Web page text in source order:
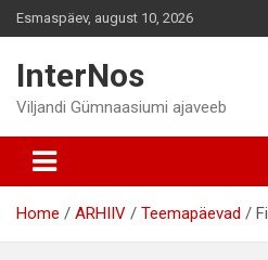
Skip
to
Esmaspäev, august 10, 2026
InterNos
Viljandi Gümnaasiumi ajaveeb
Home ARHIIV Teemapäevad